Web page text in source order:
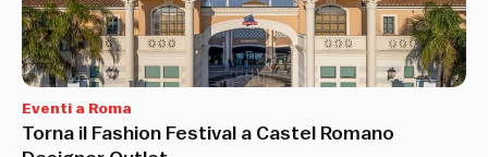
Eventi a Roma
Torna il Fashion Festival a Castel Romano